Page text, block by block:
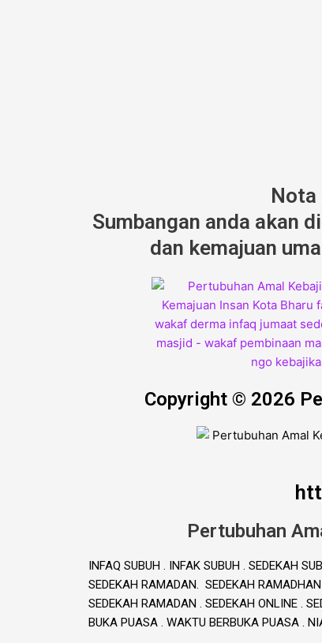
Nota
Sumbangan anda akan
dan kemajuan
Copyright © 2026
Pertubuhan
INFAQ SUBUH . INFAK SUBUH . SEDEKAH
SEDEKAH RAMADAN. SEDEKAH
SEDEKAH RAMADAN . SEDEKAH ONLINE .
BUKA PUASA . WAKTU BERBUKA PUASA .